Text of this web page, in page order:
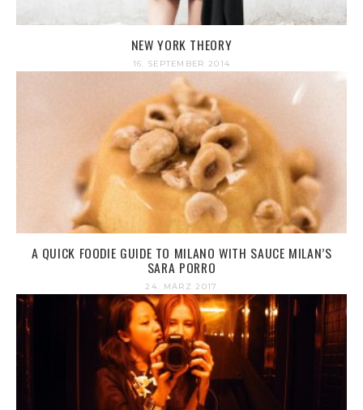
NEW YORK THEORY
16. SEPTEMBER 2014
A QUICK FOODIE GUIDE TO MILANO WITH SAUCE MILAN’S
SARA PORRO
24. MÄRZ 2017